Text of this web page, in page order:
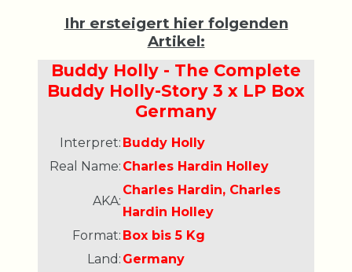
Ihr ersteigert hier folgenden
Artikel:
Buddy Holly - The Complete
Buddy Holly-Story 3 x LP Box
Germany
Interpret: Buddy Holly
Real Name: Charles Hardin Holley
AKA:
Charles Hardin, Charles
Hardin Holley
Format: Box bis 5 Kg
Land: Germany